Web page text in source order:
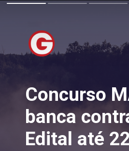
Concurso
banca
Edital até